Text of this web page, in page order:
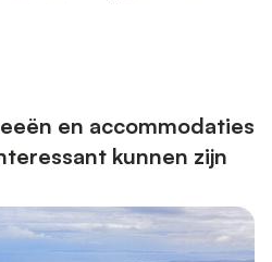
een kinderbedje beschikbaar.
en accommodaties
kunnen zijn